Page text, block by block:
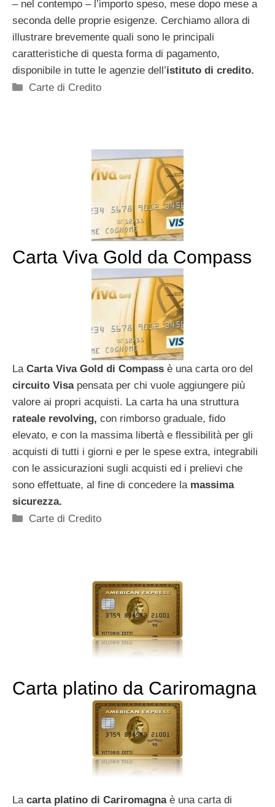
– nel contempo – l’importo speso, mese dopo mese a
seconda delle proprie esigenze. Cerchiamo allora di
illustrare brevemente quali sono le principali
caratteristiche di questa forma di pagamento,
disponibile in tutte le agenzie dell’istituto di credito.
Categorie
Carte di Credito
Carta Viva Gold da Compass
La Carta Viva Gold di Compass è una carta oro del
circuito Visapensata per chi vuole aggiungere più
valore ai propri acquisti. La carta ha una struttura
rateale revolving, con rimborso graduale, fido
elevato, e con la massima libertà e flessibilità per gli
acquisti di tutti i giorni e per le spese extra, integrabili
con le assicurazioni sugli acquisti ed i prelievi che
sono effettuate, al fine di concedere la massima
sicurezza.
Categorie
Carte di Credito
Carta platino da Cariromagna
La carta platino di Cariromagnaè una carta di